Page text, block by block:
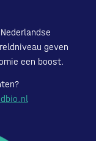
geven
een boost.